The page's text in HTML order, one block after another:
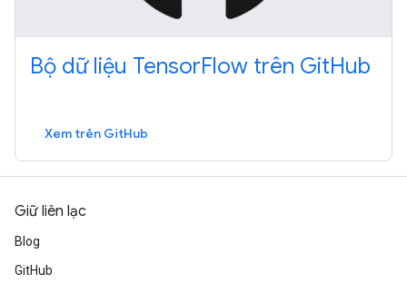
Bộ dữ liệu TensorFlow trên GitHub
Xem trên GitHub
Giữ liên lạc
Blog
GitHub